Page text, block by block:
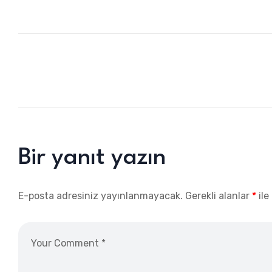
Bir yanıt yazın
E-posta adresiniz yayınlanmayacak. Gerekli alanlar * ile